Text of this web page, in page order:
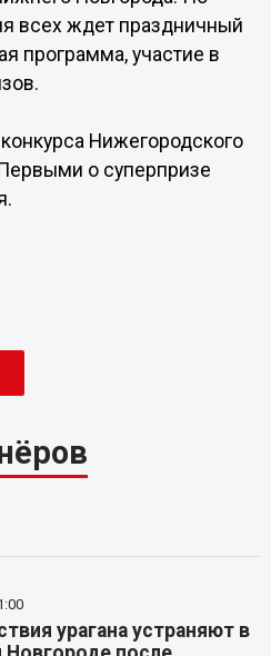
всех ждет праздничный
программа, участие в
Нижегородского
о суперпризе
урагана устраняют в